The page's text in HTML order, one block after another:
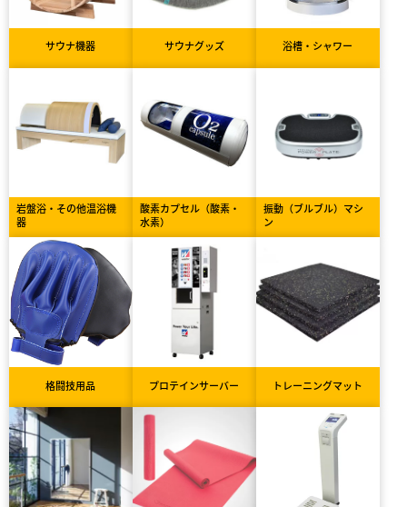
サウナ機器 サウナグッズ 浴槽・シャワー
岩盤浴・その他温浴機
器
酸素カプセル（酸素・
水素）
振動（ブルブル）マシ
ン
格闘技用品 プロテインサーバー トレーニングマット